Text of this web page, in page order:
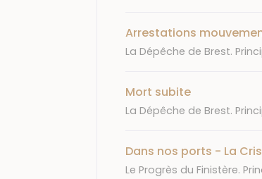
Arrestations
Journal
La Dépêche de Brest.
Mort subite
Journal
La Dépêche de Brest.
Dans nos ports - La
Journal
Le Progrès du Finistère.